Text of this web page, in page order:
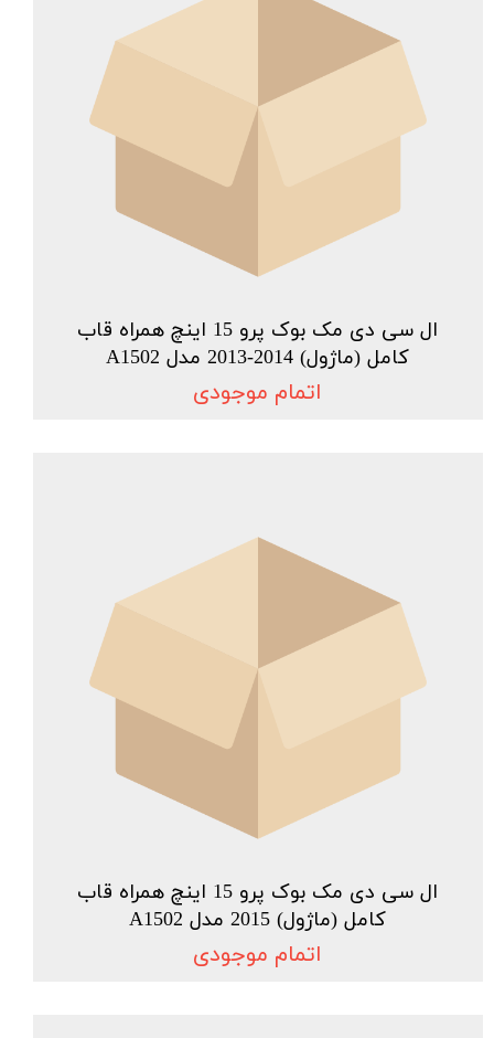
ال سی دی مک بوک پرو 15 اینچ همراه قاب
کامل (ماژول) 2014-2013 مدل A1502
اتمام موجودی
ال سی دی مک بوک پرو 15 اینچ همراه قاب
کامل (ماژول) 2015 مدل A1502
اتمام موجودی